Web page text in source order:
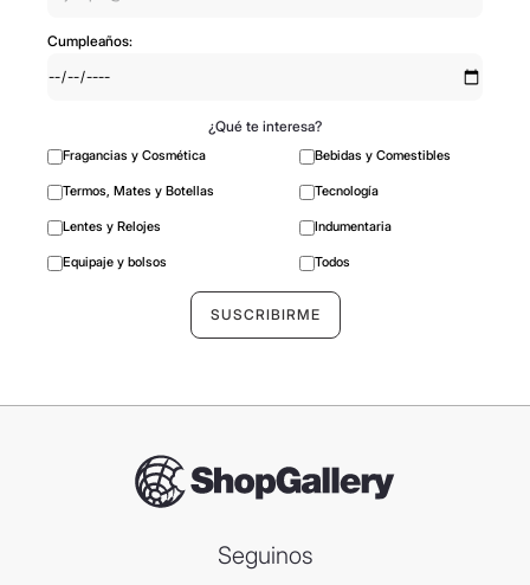
Cumpleaños:
¿Qué te interesa?
Fragancias y Cosmética Bebidas y Comestibles
Termos, Mates y Botellas Tecnología
Lentes y Relojes Indumentaria
Equipaje y bolsos Todos
Seguinos